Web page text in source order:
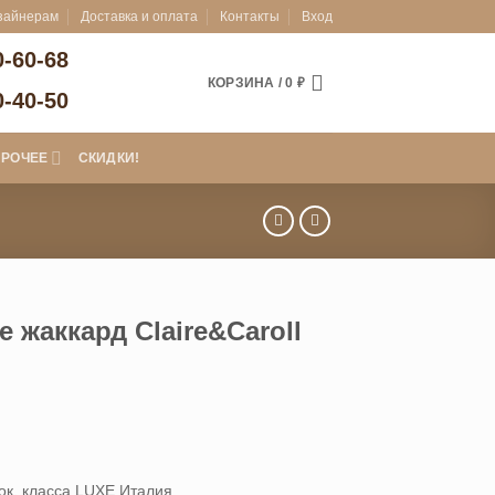
Доставка и оплата Контакты Вход
60-68
40-50
КОРЗИНА /0 ₽
СКИДКИ!
жаккард Claire&Caroll
класса LUXE Италия